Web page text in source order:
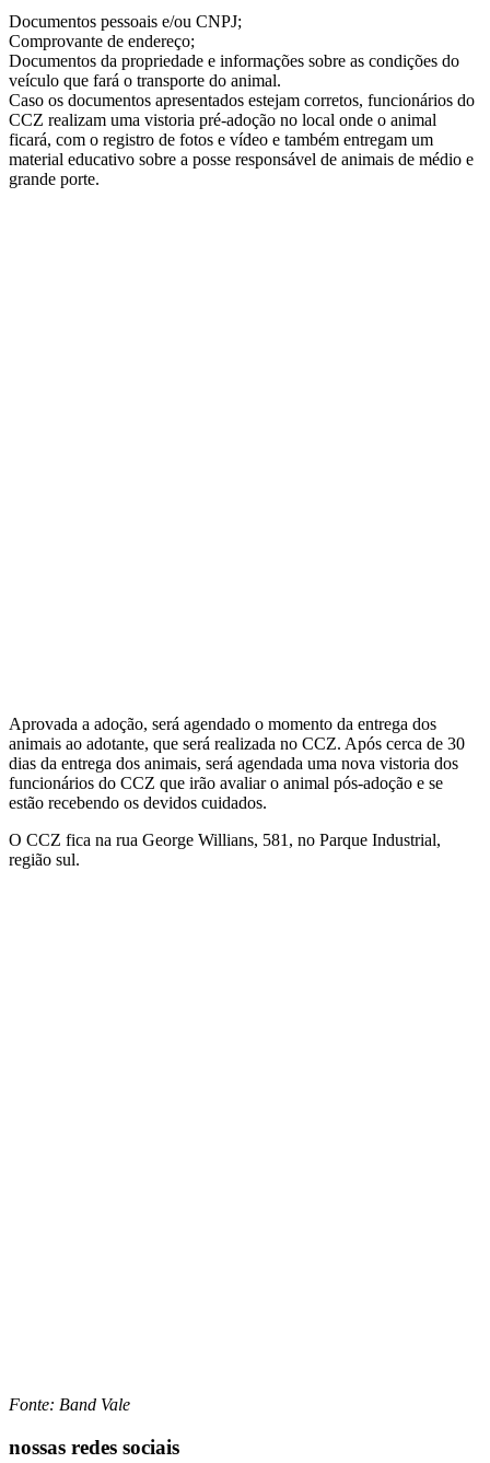
Documentos pessoais e/ou CNPJ;
Comprovante de endereço;
Documentos da propriedade e informações sobre as condições do
veículo que fará o transporte do animal.
Caso os documentos apresentados estejam corretos, funcionários do
CCZ realizam uma vistoria pré-adoção no local onde o animal
ficará, com o registro de fotos e vídeo e também entregam um
material educativo sobre a posse responsável de animais de médio e
grande porte.
Aprovada a adoção, será agendado o momento da entrega dos
animais ao adotante, que será realizada no CCZ. Após cerca de 30
dias da entrega dos animais, será agendada uma nova vistoria dos
funcionários do CCZ que irão avaliar o animal pós-adoção e se
estão recebendo os devidos cuidados.
O CCZ fica na rua George Willians, 581, no Parque Industrial,
região sul.
Fonte: Band Vale
nossas redes sociais